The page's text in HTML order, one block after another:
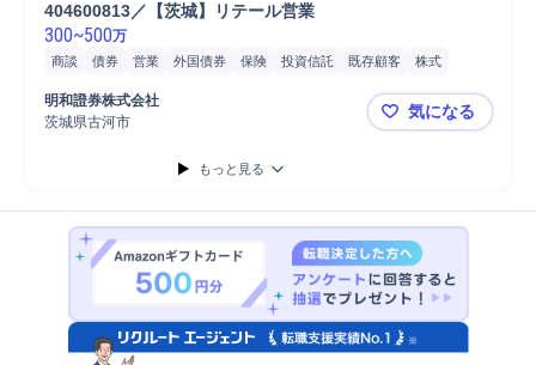
404600813／【茨城】リテール営業
300~500万
商談 債券 営業 外国債券 保険 投資信託 既存顧客
株式
外国株式
生命保険
明和證券株式会社
茨城県古河市
404600813
気になる
もっと見る